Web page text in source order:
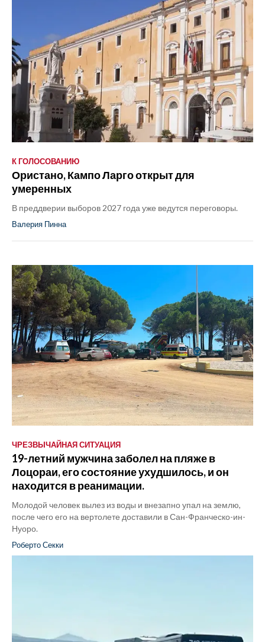
К ГОЛОСОВАНИЮ
Ористано, Кампо Ларго открыт для
умеренных
В преддверии выборов 2027 года уже ведутся переговоры.
Валерия Пинна
ЧРЕЗВЫЧАЙНАЯ СИТУАЦИЯ
19-летний мужчина заболел на пляже в
Лоцораи, его состояние ухудшилось, и он
находится в реанимации.
Молодой человек вылез из воды и внезапно упал на землю,
после чего его на вертолете доставили в Сан-Франческо-ин-
Нуоро.
Роберто Секки